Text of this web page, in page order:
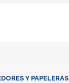
Y PAPELERAS